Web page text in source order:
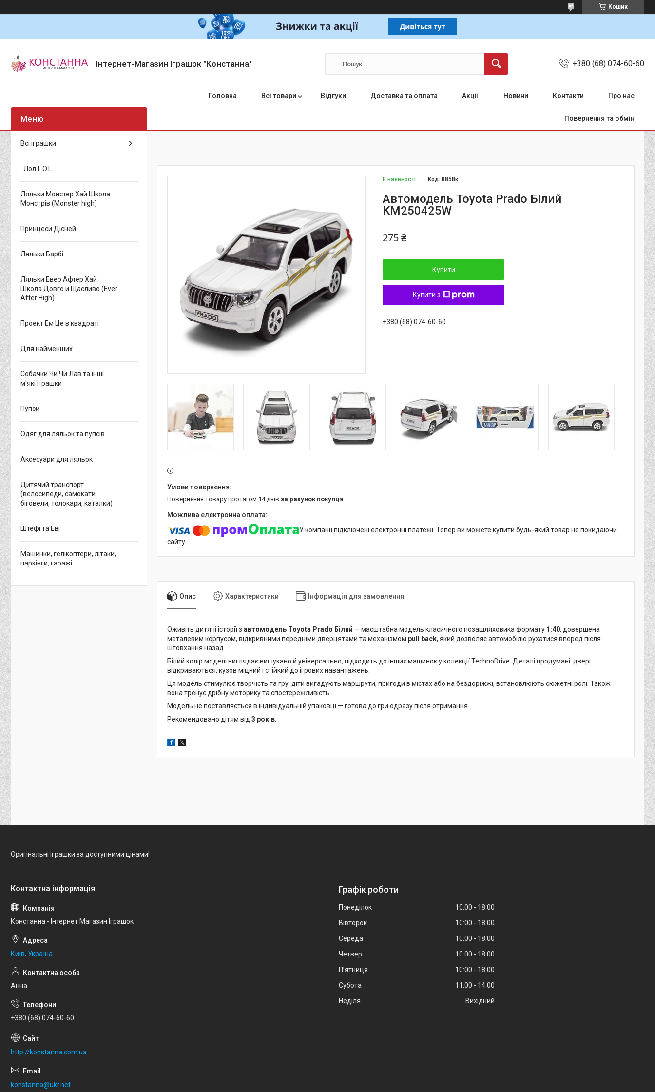
Кошик
Інтернет-Магазин Іграшок "Констанна" +380 (68) 074-60-60
Головна Всі товари Відгуки Доставка та оплата Акції Новини Контакти Про нас
Повернення та обмін
В наявності Код:8858к
Автомодель Toyota Prado Білий
KM250425W
275 ₴
Купити
Купити з
+380 (68) 074-60-60
повернення товару протягом 14 днів за рахунок покупця
У компанії підключені електронні платежі. Тепер ви можете купити будь-який товар не покидаючи
сайту.
Опис Характеристики Інформація для замовлення
Оживіть дитячі історії з автомодель Toyota Prado Білий — масштабна модель класичного позашляховика формату 1:40, довершена
металевим корпусом, відкривними передніми дверцятами та механізмом pull back, який дозволяє автомобілю рухатися вперед після
штовхання назад.
Білий колір моделі виглядає вишукано й універсально, підходить до інших машинок у колекції TechnoDrive. Деталі продумані: двері
відкриваються, кузов міцний і стійкий до ігрових навантажень.
Ця модель стимулює творчість та гру: діти вигадують маршрути, пригоди в містах або на бездоріжжі, встановлюють сюжетні ролі. Також
вона тренує дрібну моторику та спостережливість.
Модель не поставляється в індивідуальній упаковці — готова до гри одразу після отримання.
Рекомендовано дітям від 3 років
Всі іграшки
Лол L.O.L.
Ляльки Монстер Хай Школа
Монстрів (Monster high)
Принцеси Дісней
Ляльки Барбі
Ляльки Евер Афтер Хай
Школа Довго и Щасливо (Ever
After High)
Проект Ем Це в квадраті
Для найменших
Собачки Чи Чи Лав та інші
м'які іграшки
Пупси
Одяг для ляльок та пупсів
Аксесуари для ляльок
Дитячий транспорт
(велосипеди, самокати,
біговели, толокари, каталки)
Штефі та Еві
Машинки, гелікоптери, літаки,
паркінги, гаражі
Оригінальні іграшки за доступними цінами!
Констанна - Інтернет Магазин Іграшок
Київ, Україна
Анна
+380 (68) 074-60-60
http://konstanna.com.ua
konstanna@ukr.net
Графік роботи
Понеділок 10:00
18:00
Вівторок
10:00
18:00
Середа
10:00
18:00
Четвер
10:00
18:00
Пʼятниця
10:00
18:00
Субота
11:00
14:00
Неділя
Вихідний